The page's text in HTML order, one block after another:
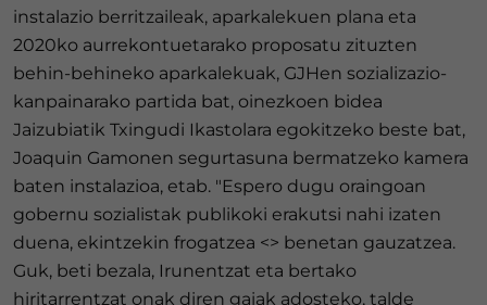
instalazio berritzaileak, aparkalekuen plana eta
2020ko aurrekontuetarako proposatu zituzten
behin-behineko aparkalekuak, GJHen sozializazio-
kanpainarako partida bat, oinezkoen bidea
Jaizubiatik Txingudi Ikastolara egokitzeko beste bat,
Joaquin Gamonen segurtasuna bermatzeko kamera
baten instalazioa, etab. "Espero dugu oraingoan
gobernu sozialistak publikoki erakutsi nahi izaten
duena, ekintzekin frogatzea <> benetan gauzatzea.
Guk, beti bezala, Irunentzat eta bertako
hiritarrentzat onak diren gaiak adosteko, talde